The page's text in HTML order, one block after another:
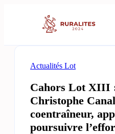
Actualités Lot
Cahors Lot XIII
Christophe
coentraîneur,
poursuivre